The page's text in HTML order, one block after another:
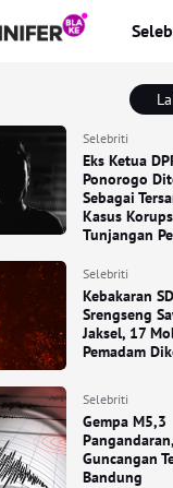
Selebriti
Eks Ketua
Ponorogo
Sebagai
Kasus
Tunjangan
Selebriti
Kebakaran
Srengseng
Jaksel, 17
Pemadam
Selebriti
Gempa M5,3
Pangandaran,
Guncangan
Bandung